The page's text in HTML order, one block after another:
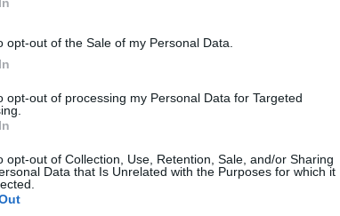
opt-out of the Sale of my Personal Data.
opt-out of processing my Personal Data for Targeted
opt-out of Collection, Use, Retention, Sale, and/or Sharing
Data that Is Unrelated with the Purposes for which it
opublikował w „Tygodniku Powszechnym”
u Smarzowskiego (…) służy za
dosłowność, drastyczność modne są na
i potrzebujemy Smarzowskiego
i tak myśleć. (…) Polska smarzowska ma
w niej jakiejś alarmującej diagnozy, chichocze
tak, i dobrze mu z tym. Słowem, dla takiej
Również dla zawodowych moralistów,